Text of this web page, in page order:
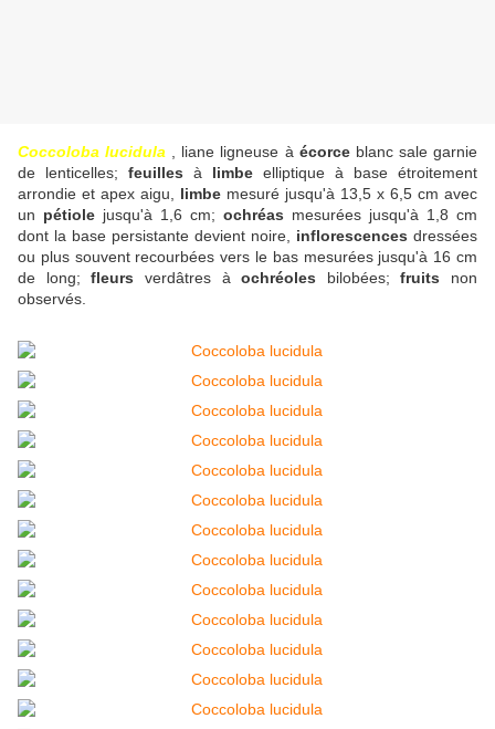
Coccoloba lucidula , liane ligneuse à écorce blanc sale garnie
de lenticelles; feuilles à limbe elliptique à base étroitement
arrondie et apex aigu, limbe mesuré jusqu'à 13,5 x 6,5 cm avec
un pétiole jusqu'à 1,6 cm; ochréas mesurées jusqu'à 1,8 cm
dont la base persistante devient noire, inflorescences dressées
ou plus souvent recourbées vers le bas mesurées jusqu'à 16 cm
de long;fleurs verdâtres àochréoles bilobées;fruits non
observés.